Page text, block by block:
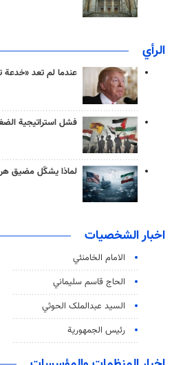
الرأي
عندما لم تعد «خدعة
فشل استراتيجية
لماذا يشكّل مضيق
اخبار الشخصيات
الامام الخامنئي
الحاج قاسم سليماني
السید عبدالملک الحوثي
رئيس الجمهورية